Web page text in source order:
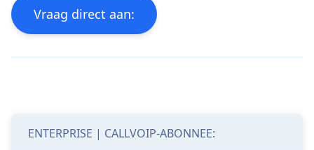
Vraag direct aan:
ENTERPRISE | CALLVOIP-ABONNEE: